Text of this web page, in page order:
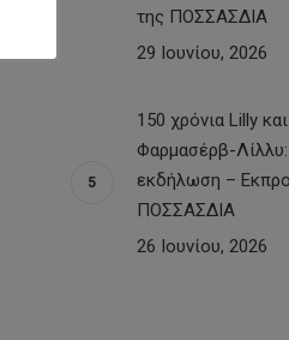
της ΠΟΣΣΑΣΔΙΑ
29 Ιουνίου, 2026
150 χρόνια Lilly
Φαρμασέρβ-Λίλλυ:
εκδήλωση –
ΠΟΣΣΑΣΔΙΑ
26 Ιουνίου, 2026